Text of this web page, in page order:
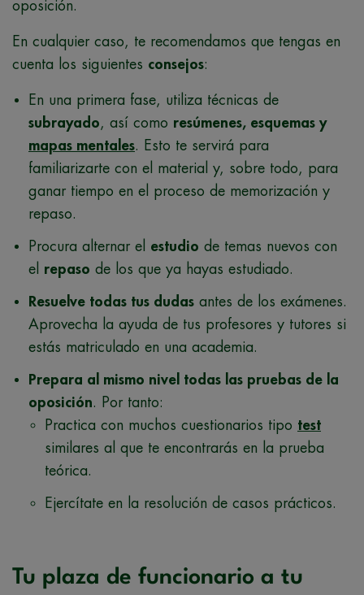
oposición.
En cualquier caso, te recomendamos que tengas en
cuenta los siguientes consejos:
En una primera fase, utiliza técnicas de
subrayado, así como resúmenes, esquemas y
mapas mentales. Esto te servirá para
familiarizarte con el material y, sobre todo, para
ganar tiempo en el proceso de memorización y
repaso.
Procura alternar el estudio de temas nuevos con
el repaso de los que ya hayas estudiado.
Resuelve todas tus dudas antes de los exámenes.
Aprovecha la ayuda de tus profesores y tutores si
estás matriculado en una academia.
Prepara al mismo nivel todas las pruebas de la
oposición. Por tanto:
Practica con muchos cuestionarios tipo test
similares al que te encontrarás en la prueba
teórica.
Ejercítate en la resolución de casos prácticos.
Tu plaza de funcionario a tu